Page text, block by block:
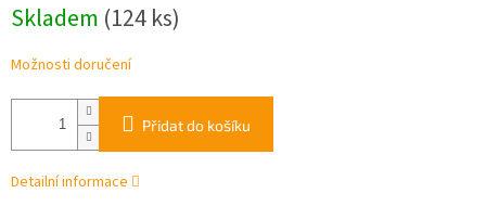
cena:
Skladem (124 ks)
Možnosti doručení
Přidat do košíku
Detailní informace